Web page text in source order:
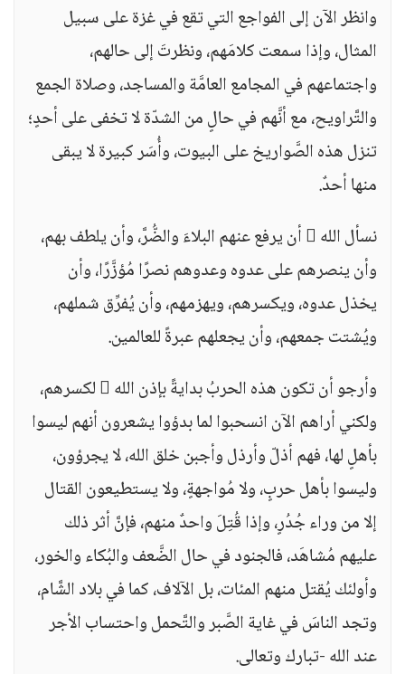
وانظر الآن إلى الفواجع التي تقع في غزة على سبيل
المثال، وإذا سمعت كلامَهم، ونظرتَ إلى حالهم،
واجتماعهم في المجامع العامَّة والمساجد، وصلاة الجمع
والتَّراويح، مع أنَّهم في حالٍ من الشدّة لا تخفى على أحدٍ؛
تنزل هذه الصَّواريخ على البيوت، وأُسَر كبيرة لا يبقى
منها أحدٌ.
نسأل الله  أن يرفع عنهم البلاءَ والضُّرَّ، وأن يلطف بهم،
وأن ينصرهم على عدوه وعدوهم نصرًا مُؤزَّرًا، وأن
يخذل عدوه، ويكسرهم، ويهزمهم، وأن يُفرِّق شملهم،
ويُشتت جمعهم، وأن يجعلهم عبرةً للعالمين.
وأرجو أن تكون هذه الحربُ بدايةً بإذن الله  لكسرهم،
ولكني أراهم الآن انسحبوا لما بدؤوا يشعرون أنهم ليسوا
بأهلٍ لها، فهم أذلّ وأرذل وأجبن خلق الله، لا يجرؤون،
وليسوا بأهل حربٍ، ولا مُواجهةٍ، ولا يستطيعون القتال
إلا من وراء جُدُرٍ، وإذا قُتِلَ واحدٌ منهم، فإنَّ أثر ذلك
عليهم مُشاهَد، فالجنود في حال الضَّعف والبُكاء والخور،
وأولئك يُقتل منهم المئات، بل الآلاف، كما في بلاد الشَّام،
وتجد الناسَ في غاية الصَّبر والتَّحمل واحتساب الأجر
عند الله -تبارك وتعالى.